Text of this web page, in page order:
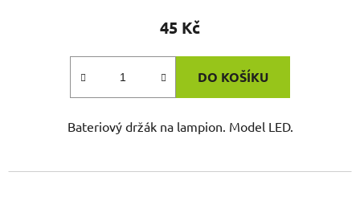
45 Kč
DO KOŠÍKU
Bateriový držák na lampion. Model LED.